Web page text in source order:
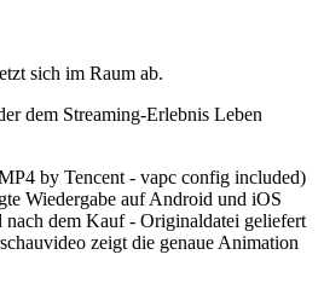
sich im Raum ab.
dem Streaming-Erlebnis Leben
by Tencent - vapc config included)
Wiedergabe auf Android und iOS
dem Kauf - Originaldatei geliefert
zeigt die genaue Animation